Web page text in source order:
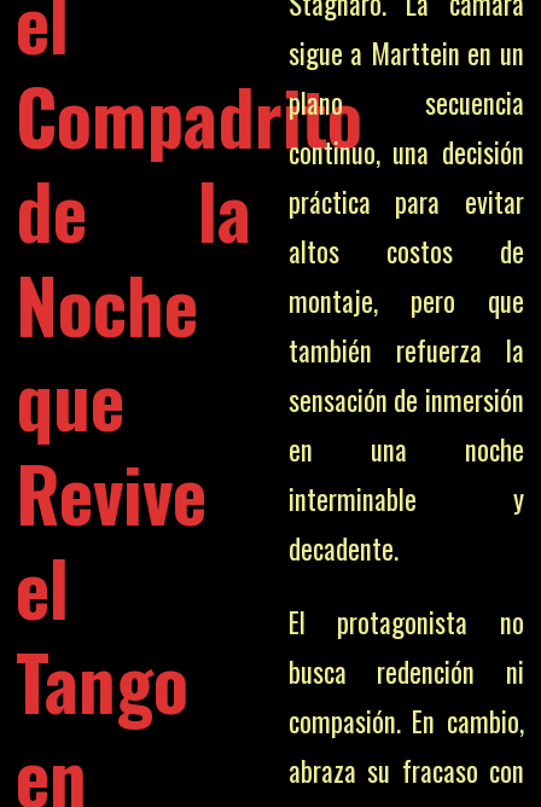
Compadrito
de la
Noche
que
Revive
el
Tango
en
sigue a Marttein en un
plano secuencia
continuo, una decisión
práctica para evitar
altos costos de
montaje, pero que
también refuerza la
sensación de inmersión
en una noche
interminable y
decadente.
El protagonista no
busca redención ni
compasión. En cambio,
abraza su fracaso con